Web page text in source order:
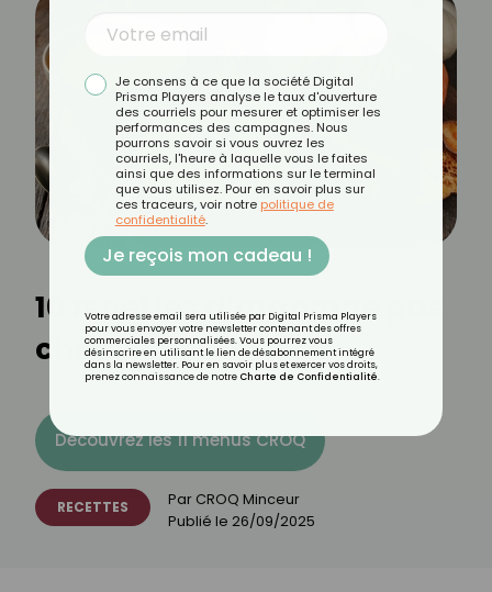
10 recettes d’automne pas
chères
Découvrez les 11 menus CROQ
RECETTES Par CROQ Minceur
Publié le 26/09/2025
Je consens à ce que la société Digital
Prisma Players analyse le taux d'ouverture
des courriels pour mesurer et optimiser les
performances des campagnes. Nous
pourrons savoir si vous ouvrez les
courriels, l'heure à laquelle vous le faites
ainsi que des informations sur le terminal
que vous utilisez. Pour en savoir plus sur
ces traceurs, voir notre politique de
confidentialité.
Je reçois mon cadeau !
Votre adresse email sera utilisée par Digital Prisma Players
pour vous envoyer votre newsletter contenant des offres
commerciales personnalisées. Vous pourrez vous
désinscrire en utilisant le lien de désabonnement intégré
dans la newsletter. Pour en savoir plus et exercer vos droits,
prenez connaissance de notre Charte de Confidentialité.